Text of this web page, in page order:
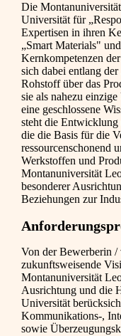
Die
Universität für
Expertisen in ihren
„Smart Materials"
Kernkompetenzen
sich dabei entlang
Rohstoff über das
sie als nahezu
eine geschlossene
steht die Entwicklung
die die Basis für die
ressourcenschonend
Werkstoffen und
Montanuniversität
besonderer
Beziehungen zur
Von der Bewerberin
zukunftsweisende
Montanuniversität
Ausrichtung und die
Universität
Kommunikations-,
sowie